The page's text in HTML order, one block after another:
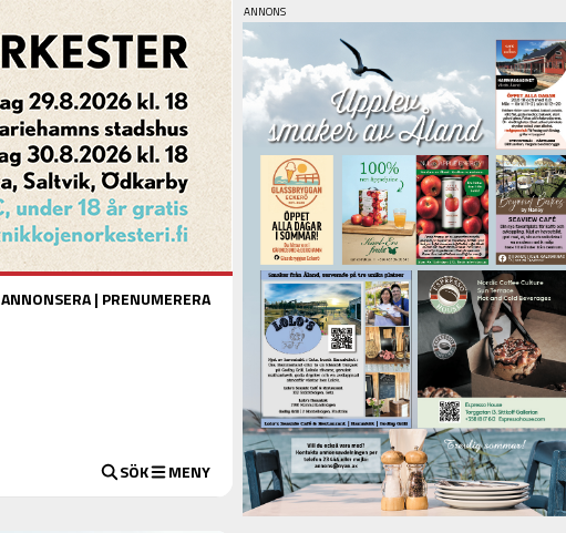
ANNONSERA| PRENUMERERA
SÖK MENY